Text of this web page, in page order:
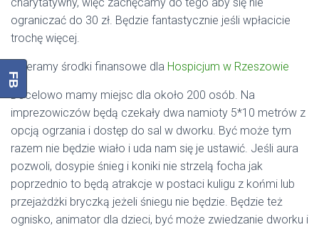
ograniczać do 30 zł. Będzie fantastycznie jeśli wpłacicie
trochę więcej.
Zbieramy środki finansowe dla Hospicjum w Rzeszowie
Docelowo mamy miejsc dla około 200 osób. Na
imprezowiczów będą czekały dwa namioty 5*10 metrów z
opcją ogrzania i dostęp do sal w dworku. Być może tym
razem nie będzie wiało i uda nam się je ustawić. Jeśli aura
pozwoli, dosypie śnieg i koniki nie strzelą focha jak
poprzednio to będą atrakcje w postaci kuligu z końmi lub
przejażdżki bryczką jeżeli śniegu nie będzie. Będzie też
ognisko, animator dla dzieci, być może zwiedzanie dworku i
FB